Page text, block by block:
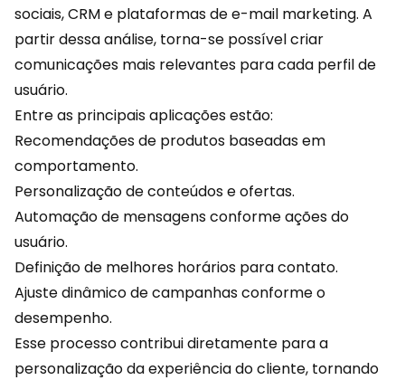
sociais, CRM e plataformas de e-mail marketing. A
partir dessa análise, torna-se possível criar
comunicações mais relevantes para cada perfil de
usuário.
Entre as principais aplicações estão:
Recomendações de produtos baseadas em
comportamento.
Personalização de conteúdos e ofertas.
Automação de mensagens conforme ações do
usuário.
Definição de melhores horários para contato.
Ajuste dinâmico decampanhasconforme o
desempenho.
Esse processo contribui diretamente para a
personalização da experiência do cliente, tornando